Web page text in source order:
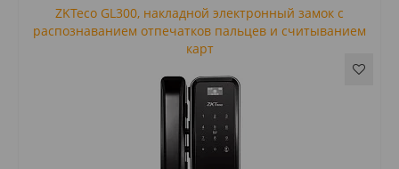
ZKTeco GL300, накладной электронный замок с
распознаванием отпечатков пальцев и считыванием
карт